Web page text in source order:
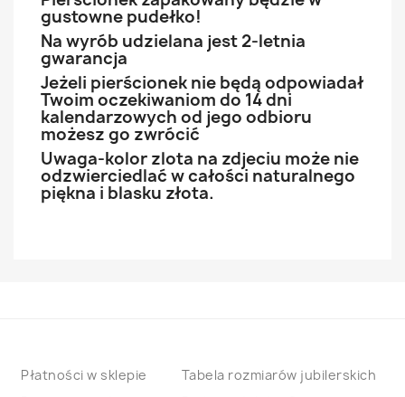
gustowne pudełko!
Na wyrób udzielana jest 2-letnia
gwarancja
Jeżeli pierścionek nie będą odpowiadał
Twoim oczekiwaniom do 14 dni
kalendarzowych od jego odbioru
możesz go zwrócić
Uwaga-kolor zlota na zdjeciu może nie
odzwierciedlać w całości naturalnego
piękna i blasku złota.
Płatności w sklepie
Tabela rozmiarów jubilerskich